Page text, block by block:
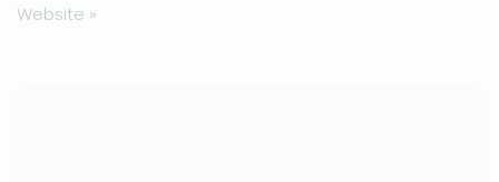
Website »